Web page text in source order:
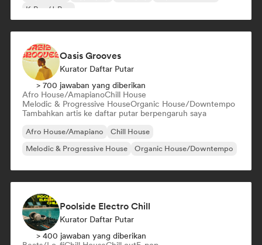
K-Pop/J-Pop
Oasis Grooves
Kurator Daftar Putar
> 700 jawaban yang diberikan
Afro House/AmapianoChill House
Melodic & Progressive HouseOrganic House/Downtempo
Tambahkan artis ke daftar putar berpengaruh saya
Afro House/Amapiano
Chill House
Melodic & Progressive House
Organic House/Downtempo
Poolside Electro Chill
Kurator Daftar Putar
> 400 jawaban yang diberikan